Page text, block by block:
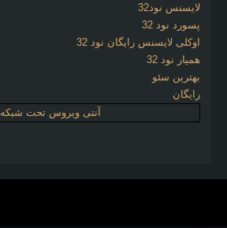
لایسنس نود32
پسورد نود 32
اوکلی لایسنس رایگان نود 32
همیار نود 32
بهترین سئو
رایگان
آنتی ویروس تحت شبکه